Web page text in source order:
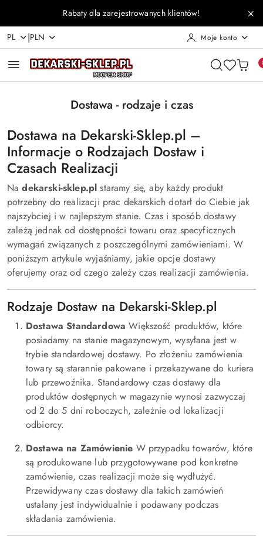
Przejdź do treści głównej
Przejdź do wyszukiwarki
Przejdź do moje konto
Przejdź do menu głównego
Przejdź do stopkiRabaty dla zarejestrowanych klientów!
PL |PLN Moje konto
Dostawa - rodzaje i czas
Dostawa na Dekarski-Sklep.pl –
Informacje o Rodzajach Dostaw i
Czasach Realizacji
Nadekarski-sklep.pl staramy się, aby każdy produkt
potrzebny do realizacji prac dekarskich dotarł do Ciebie jak
najszybciej i w najlepszym stanie. Czas i sposób dostawy
zależą jednak od dostępności towaru oraz specyficznych
wymagań związanych z poszczególnymi zamówieniami. W
poniższym artykule wyjaśniamy, jakie opcje dostawy
oferujemy oraz od czego zależy czas realizacji zamówienia.
Rodzaje Dostaw na Dekarski-Sklep.pl
Dostawa Standardowa Większość produktów, które
posiadamy na stanie magazynowym, wysyłana jest w
trybie standardowej dostawy. Po złożeniu zamówienia
towary są starannie pakowane i przekazywane do kuriera
lub przewoźnika. Standardowy czas dostawy dla
produktów dostępnych w magazynie wynosi zazwyczaj
od 2 do 5 dni roboczych, zależnie od lokalizacji
odbiorcy.
Dostawa na Zamówienie W przypadku towarów, które
są produkowane lub przygotowywane pod konkretne
zamówienie, czas realizacji może się wydłużyć.
Przewidywany czas dostawy dla takich zamówień
ustalany jest indywidualnie i podawany podczas
składania zamówienia.